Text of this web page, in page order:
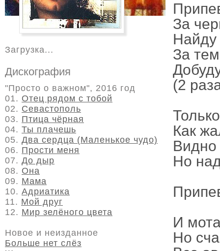
За
Найду
За
(2
Как
Видно
Но
И
Но
Загрузка...
Дискография
"Просто о важном", 2016 год
01. Отец рядом с тобой
02. Севастополь
03. Птица чёрная
04. Ты плачешь
05. Два сердца (Маленькое чудо)
06. Прости меня
07. До дыр
08. Она
09. Мама
10. Адриатика
11. Мой друг
12. Мир зелёного цвета
Новое и неизданное
Больше нет слёз